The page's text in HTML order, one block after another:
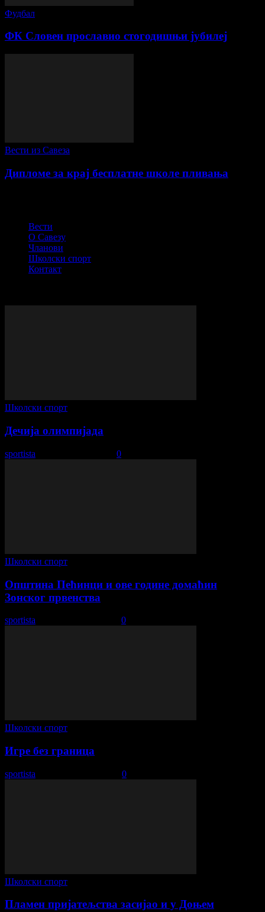
Фудбал
ФК Словен прославио стогодишњи јубилеј
Вести из Савеза
Дипломе за крај бесплатне школе пливања
Вести
О Савезу
Чланови
Школски спорт
Контакт
Школски спорт
Дечија олимпијада
sportista 0
Школски спорт
Општина Пећинци и ове године домаћин
Зонског првенства
sportista 0
Школски спорт
Игре без граница
sportista 0
Школски спорт
Пламен пријатељства засијао и у Доњем